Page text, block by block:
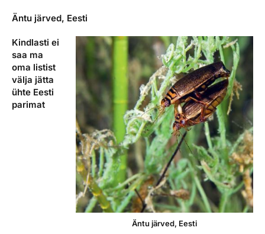
Äntu järved, Eesti
Äntu järved, Eesti
Kindlasti ei
saa ma
oma listist
välja jätta
ühte Eesti
parimat